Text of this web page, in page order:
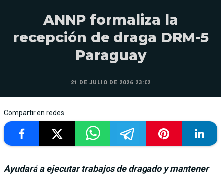
ANNP formaliza la
recepción de draga DRM-5
Paraguay
21 DE JULIO DE 2026 23:02
Compartir en redes
Ayudará a ejecutar trabajos de dragado y mantener